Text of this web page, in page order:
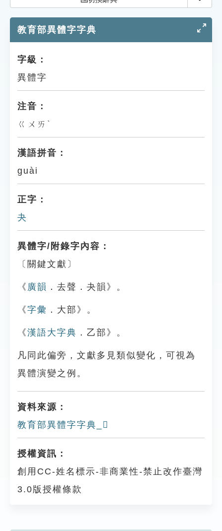
貓頭鷹博士
教育部異體字字典
字級：
異體字
注音：
ㄍㄨㄞˋ
漢語拼音：
guài
正字：
夬
異體字/附錄字內容：
〔關鍵文獻〕
《 廣韻 ．去聲．夬韻》。
《字彙 ．大部》。
《漢語大字典 ．乙部》。
凡同此偏旁，文獻多見類似變化，可視為
異體演變之例。
資料來源：
教育部異體字字典_𡗒
授權資訊：
創用CC-姓名標示-非商業性-禁止改作臺灣
3.0版授權條款